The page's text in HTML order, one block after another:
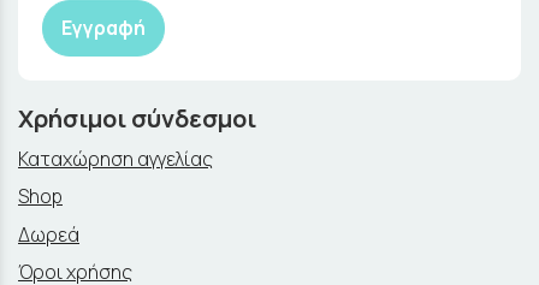
Εγγραφή
Χρήσιμοι σύνδεσμοι
Καταχώρηση αγγελίας
Shop
Δωρεά
Όροι χρήσης